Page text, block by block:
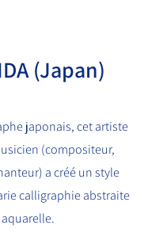
(Japan)
japonais, cet artiste
(compositeur,
a créé un style
calligraphie abstraite